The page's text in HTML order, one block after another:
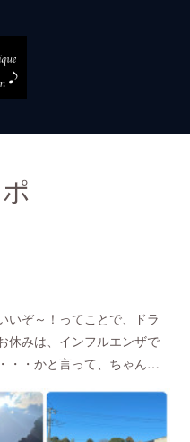
いぞ～！ってことで、ドラ
休みは、インフルエンザで
・・かと言って、ちゃん…